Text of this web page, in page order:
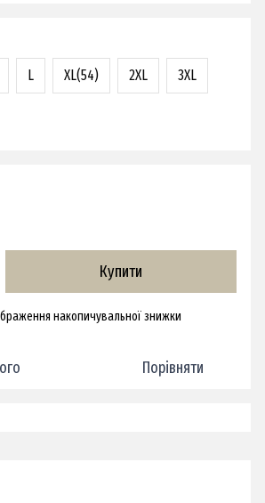
L XL(54) 2XL 3XL
Купити
накопичувальної знижки
Порівняти